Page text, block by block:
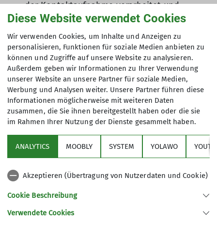
der Kontaktaufnahme verarbeitet und
genutzt werden. Mir ist bekannt, dass ich
kann. *
Mit (*) markierte Felder
sind Pflichtfelder
Absenden
Sektion
Service
Sektion Duisburg des Deutschen Alpenvereins e.V.
Diese Website verwendet Cookies
Wir verwenden Cookies, um Inhalte und Anzeigen zu
personalisieren, Funktionen für soziale Medien anbieten zu
können und Zugriffe auf unsere Website zu analysieren.
Außerdem geben wir Informationen zu Ihrer Verwendung
unserer Website an unsere Partner für soziale Medien,
Werbung und Analysen weiter. Unsere Partner führen diese
Informationen möglicherweise mit weiteren Daten
zusammen, die Sie ihnen bereitgestellt haben oder die sie
im Rahmen Ihrer Nutzung der Dienste gesammelt haben.
ANALYTICS MOOBLY SYSTEM YOLAWO
Akzeptieren (Übertragung von Nutzerdaten und Cookie)
Cookie Beschreibung
Verwendete Cookies